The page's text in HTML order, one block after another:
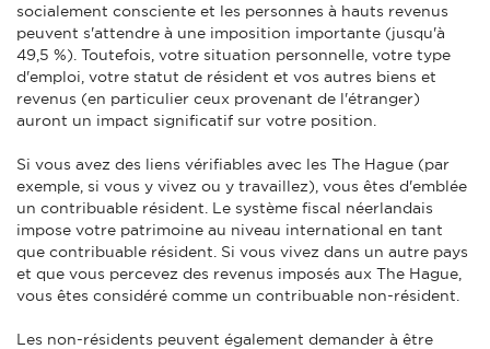
socialement consciente et les personnes à hauts revenus
peuvent s'attendre à une imposition importante (jusqu'à
49,5 %). Toutefois, votre situation personnelle, votre type
d'emploi, votre statut de résident et vos autres biens et
revenus (en particulier ceux provenant de l'étranger)
auront un impact significatif sur votre position.
Si vous avez des liens vérifiables avec les The Hague (par
exemple, si vous y vivez ou y travaillez), vous êtes d'emblée
un contribuable résident. Le système fiscal néerlandais
impose votre patrimoine au niveau international en tant
que contribuable résident. Si vous vivez dans un autre pays
et que vous percevez des revenus imposés aux The Hague,
vous êtes considéré comme un contribuable non-résident.
Les non-résidents peuvent également demander à être